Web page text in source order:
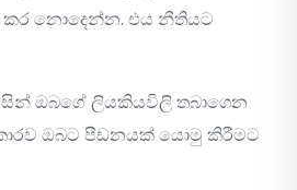
නොදෙන්න. එය නීතියට
ඔබගේ ලියකියවිලි තබාගෙන
ඔබට පීඩනයක් යොමු කිරීමට